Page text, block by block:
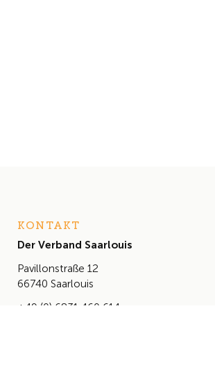
KONTAKT
Der Verband Saarlouis
Pavillonstraße 12
66740 Saarlouis
+49 (0) 6831 460 614